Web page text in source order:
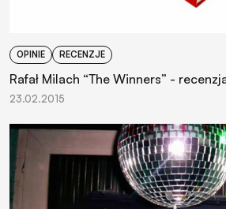
OPINIE RECENZJE
Rafał Milach “The Winners” -
23.02.2015